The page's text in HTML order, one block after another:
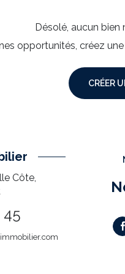
Désolé, aucun
opportunités, créez
CRÉER
Côte,
45
immobilier.com